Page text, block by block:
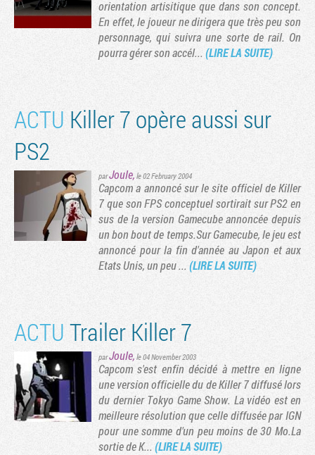
orientation artisitique que dans son concept.
En effet, le joueur ne dirigera que très peu son
personnage, qui suivra une sorte de rail. On
pourra gérer son accél... (LIRE LA SUITE)
ACTU Killer 7 opère aussi sur
PS2
parJoule, le 02 February 2004
Capcom a annoncé sur le site officiel de Killer
7 que son FPS conceptuel sortirait sur PS2 en
sus de la version Gamecube annoncée depuis
un bon bout de temps.Sur Gamecube, le jeu est
annoncé pour la fin d'année au Japon et aux
Etats Unis, un peu ... (LIRE LA SUITE)
ACTU Trailer Killer 7
parJoule, le 04 November 2003
Capcom s'est enfin décidé à mettre en ligne
une version officielle du de Killer 7 diffusé lors
du dernier Tokyo Game Show. La vidéo est en
meilleure résolution que celle diffusée par IGN
pour une somme d'un peu moins de 30 Mo.La
sortie de K... (LIRE LA SUITE)